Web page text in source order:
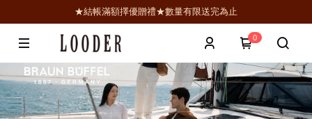
★結帳滿額擇優贈禮★數量有限送完為止
0